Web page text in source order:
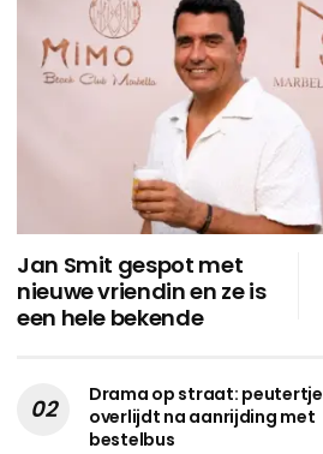
Jan Smit gespot met
nieuwe vriendin en ze is
een hele bekende
Drama op straat: peutertje
overlijdt na aanrijding met
bestelbus